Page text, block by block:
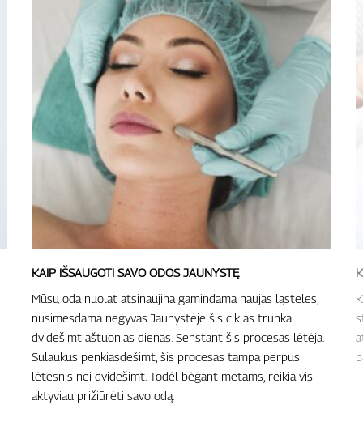
KAIP IŠSAUGOTI SAVO ODOS JAUNYSTĘ
Mūsų oda nuolat atsinaujina gamindama naujas ląsteles,
nusimesdama negyvas.Jaunystėje šis ciklas trunka
dvidešimt aštuonias dienas. Senstant šis procesas lėtėja.
Sulaukus penkiasdešimt, šis procesas tampa perpus
lėtesnis nei dvidešimt. Todėl bėgant metams, reikia vis
aktyviau prižiūrėti savo odą.